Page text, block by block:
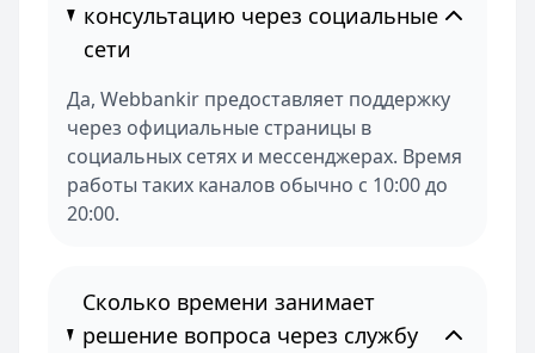
консультацию через социальные
сети
Да, Webbankir предоставляет поддержку
через официальные страницы в
социальных сетях и мессенджерах. Время
работы таких каналов обычно с 10:00 до
20:00.
Сколько времени занимает
решение вопроса через службу